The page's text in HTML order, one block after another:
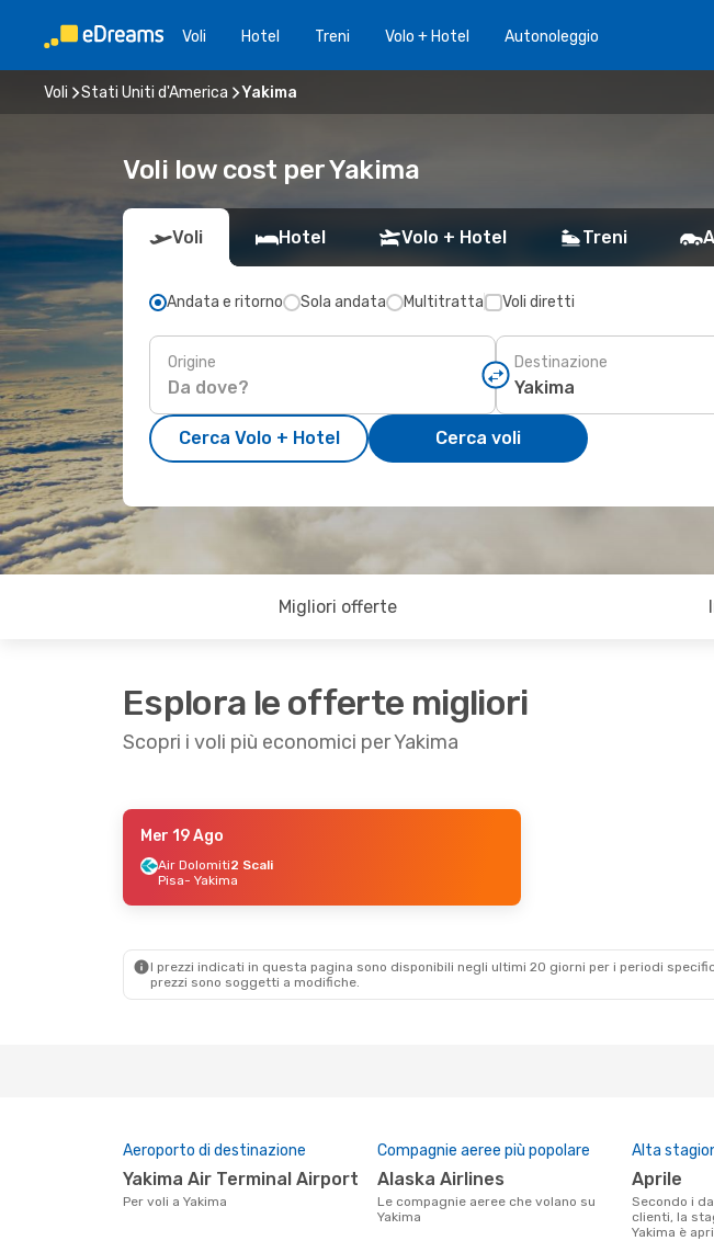
Voli Hotel Treni Volo + Hotel Autonoleggio
Voli Stati Uniti d'America Yakima
Voli low cost per Yakima
Voli Hotel Volo + Hotel Treni
Andata e ritorno Sola andata Multitratta Voli diretti
Origine Destinazione
Cerca Volo + Hotel Cerca voli
Migliori offerte
Esplora le offerte migliori
Scopri i voli più economici per Yakima
- Sab 19 Set
2 Scali
- Yakima
Mer 19 Ago
Air Dolomiti2 Scali
Pisa- Yakima
I prezzi indicati in questa pagina sono disponibili negli ultimi 20 giorni per i periodi
prezzi sono soggetti a modifiche.
Aeroporto di destinazione
Yakima Air Terminal Airport
Per voli a Yakima
Compagnie aeree più popolare
Alaska Airlines
Le compagnie aeree che volano su
Yakima
Alta
aprile
Secondo i dati della nostra ricerca
clienti, la
Yakima è